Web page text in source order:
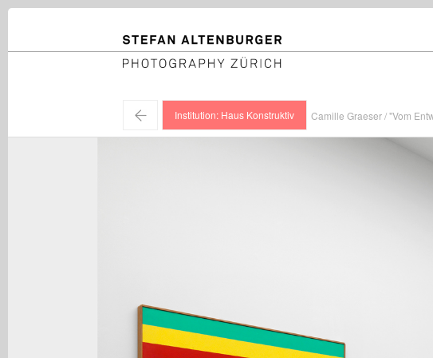
STEFAN ALTENBURGER
Photography Zürich
← Institution: Haus Konstruktiv Camille Graeser / "Vom